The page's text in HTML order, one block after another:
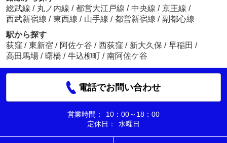
総武線 / 丸ノ内線 / 都営大江戸線 / 中央線 / 京王線 /
西武新宿線 / 東西線 / 山手線 / 都営新宿線 / 副都心線
駅から探す
荻窪 / 東新宿 / 阿佐ケ谷 / 西荻窪 / 新大久保 / 早稲田 /
高田馬場 / 曙橋 / 牛込柳町 / 南阿佐ケ谷
電話でお問い合わせ
営業時間：
10：00～18：00
定休日：
水曜日